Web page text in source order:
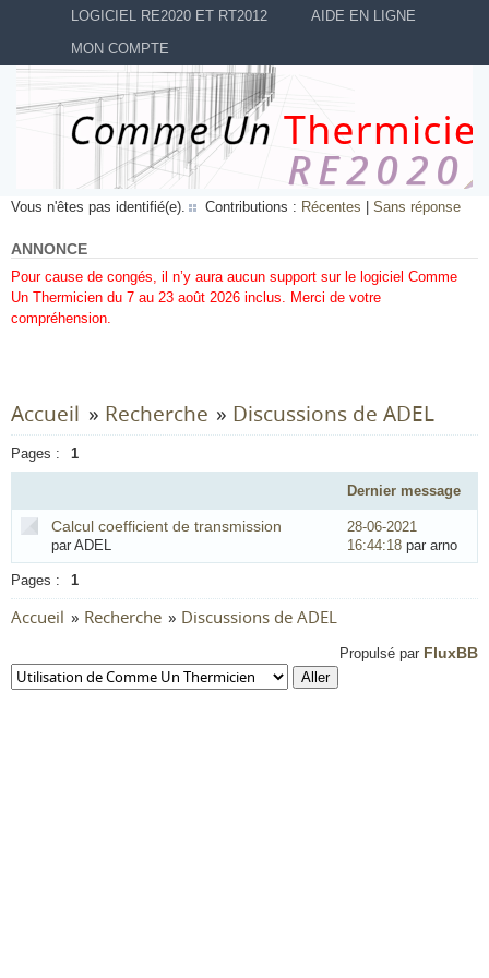
LOGICIEL RE2020 ET RT2012
AIDE EN LIGNE
MON COMPTE
Vous n'êtes pas identifié(e). Contributions : Récentes Sans réponse
ANNONCE
Pour cause de congés, il n’y aura aucun support sur le logiciel Comme
Un Thermicien du 7 au 23 août 2026 inclus. Merci de votre
compréhension.
Accueil » Recherche » Discussions de ADEL
Pages : 1
Dernier message
Calcul coefficient de transmission
par ADEL
28-06-2021
16:44:18 par arno
Pages : 1
Accueil » Recherche » Discussions de ADEL
Propulsé par FluxBB